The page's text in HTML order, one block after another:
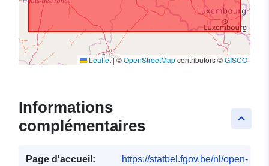
Leaflet|©OpenStreetMapcontributors ©GISCO
keyboard_arrow_up
Informations
complémentaires
Page d'accueil:
https://statbel.fgov.be/nl/open-